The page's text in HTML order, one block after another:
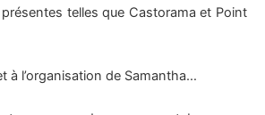
telles que Castorama et Point
à l’organisation de Samantha…